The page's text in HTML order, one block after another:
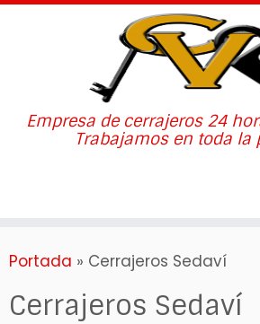
to
Empresa de cerrajeros 24
Trabajamos en toda la
Portada » Cerrajeros Sedaví
Cerrajeros Sedaví